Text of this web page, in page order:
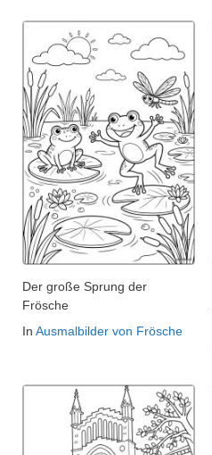
Der große Sprung der
Frösche
In Ausmalbilder von Frösche